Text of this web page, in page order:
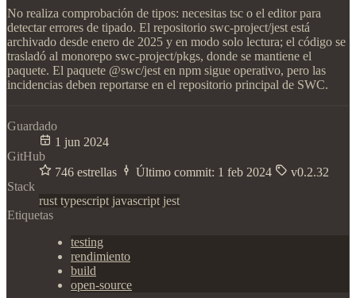
No realiza comprobación de tipos: necesitas tsc o el editor para
detectar errores de tipado. El repositorio swc-project/jest está
archivado desde enero de 2025 y en modo solo lectura; el código se
trasladó al monorepo swc-project/pkgs, donde se mantiene el
paquete. El paquete @swc/jest en npm sigue operativo, pero las
incidencias deben reportarse en el repositorio principal de SWC.
Guardado
1 jun 2024
GitHub
746 estrellas
Último commit: 1 feb 2024
v0.2.32
Stack
rust typescript javascript jest
Etiquetas
testing
rendimiento
build
open-source